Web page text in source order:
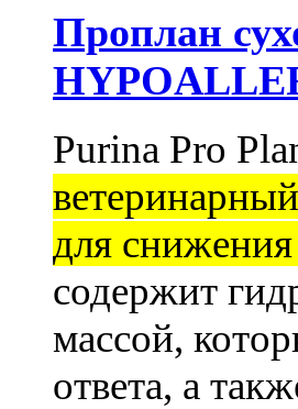
Проплан
Purina Pro
для
содержит
массой,
ответа, а